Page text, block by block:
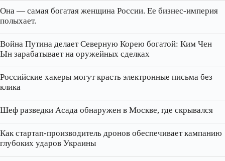
Она — самая богатая женщина России. Ее бизнес‑империя
полыхает.
Война Путина делает Северную Корею богатой: Ким Чен
Ын зарабатывает на оружейных сделках
Российские хакеры могут красть электронные письма без
клика
Шеф разведки Асада обнаружен в Москве, где скрывался
Как стартап‑производитель дронов обеспечивает кампанию
глубоких ударов Украины